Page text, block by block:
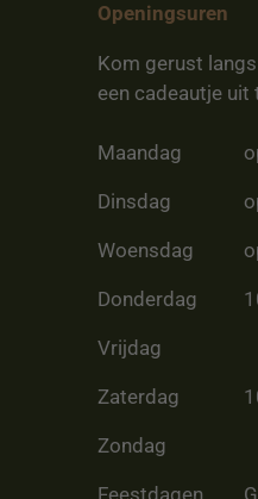
Openingsuren
Kom gerust
een cadeautje uit
Maandag
Dinsdag
Woensdag
Donderdag
Vrijdag
Zaterdag
Zondag